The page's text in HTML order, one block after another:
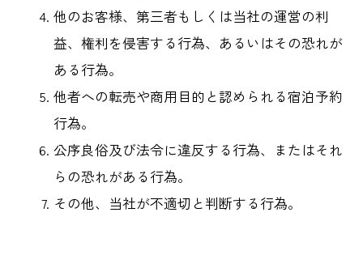
他のお客様、第三者もしくは当社の運営の利
益、権利を侵害する行為、あるいはその恐れが
ある行為。
他者への転売や商用目的と認められる宿泊予約
行為。
公序良俗及び法令に違反する行為、またはそれ
らの恐れがある行為。
その他、当社が不適切と判断する行為。